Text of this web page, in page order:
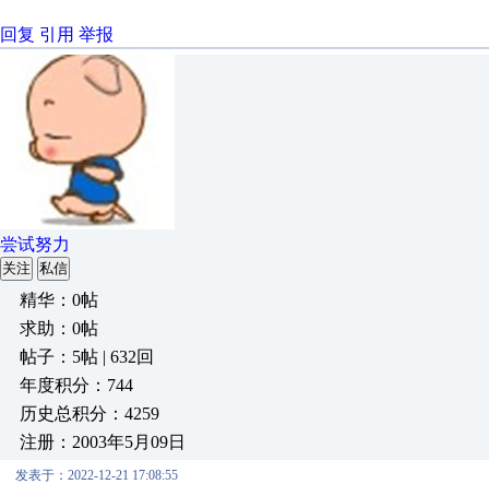
回复 引用 举报
尝试努力
关注 私信
精华：0帖
求助：0帖
帖子：5帖 | 632回
年度积分：744
历史总积分：4259
注册：2003年5月09日
发表于：2022-12-21 17:08:55